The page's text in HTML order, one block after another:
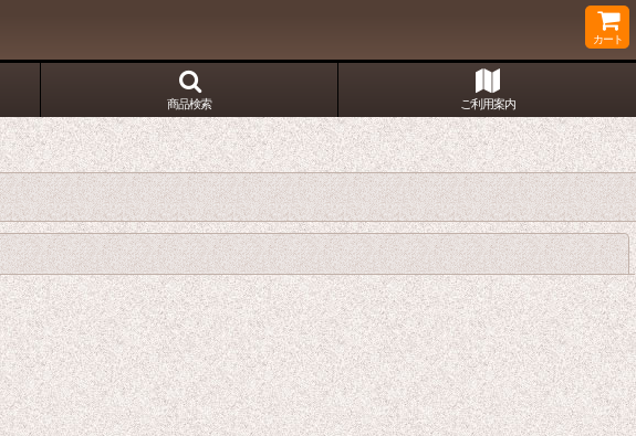
カート
商品検索 ご利用案内
閉じる